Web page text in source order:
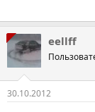
eellff
30.10.2012